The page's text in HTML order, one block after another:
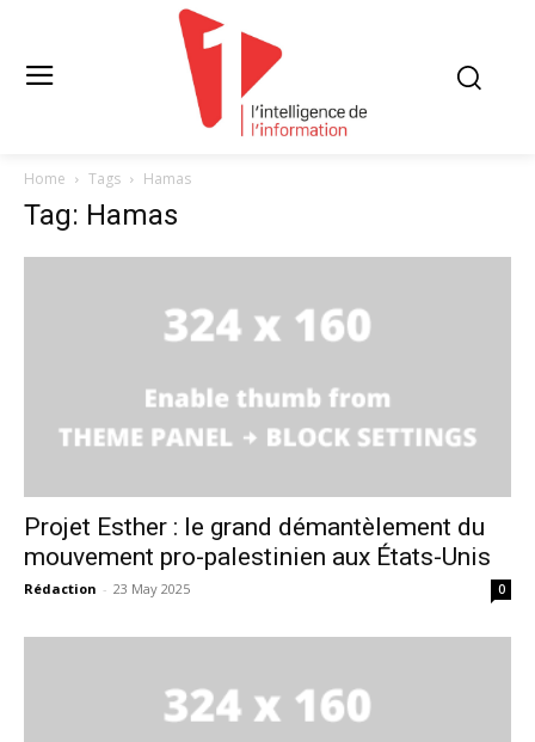
Home Tags Hamas
Tag: Hamas
Projet Esther : le grand démantèlement du
mouvement pro-palestinien aux États-Unis
Rédaction - 23 May 2025 0